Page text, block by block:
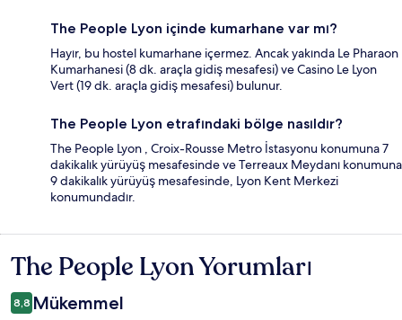
The People Lyon içinde kumarhane var mı?
Hayır, bu hostel kumarhane içermez. Ancak yakında Le Pharaon
Kumarhanesi (8 dk. araçla gidiş mesafesi) ve Casino Le Lyon
Vert (19 dk. araçla gidiş mesafesi) bulunur.
The People Lyon etrafındaki bölge nasıldır?
The People Lyon , Croix-Rousse Metro İstasyonu konumuna 7
dakikalık yürüyüş mesafesinde ve Terreaux Meydanı konumuna
9 dakikalık yürüyüş mesafesinde, Lyon Kent Merkezi
konumundadır.
Yorumlar
The People Lyon Yorumları
8,8 Mükemmel